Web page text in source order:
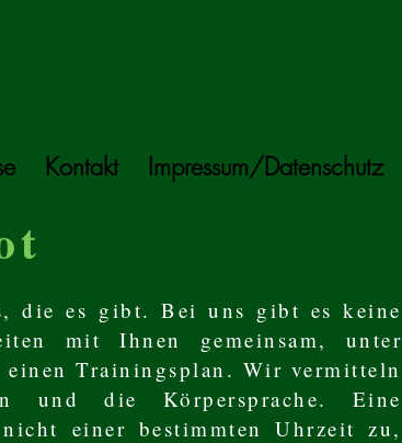
Kontakt Impressum/Datenschutz
die es gibt. Bei uns gibt es keine
mit Ihnen gemeinsam, unter
Trainingsplan. Wir vermitteln
und die Körpersprache. Eine
einer bestimmten Uhrzeit zu,